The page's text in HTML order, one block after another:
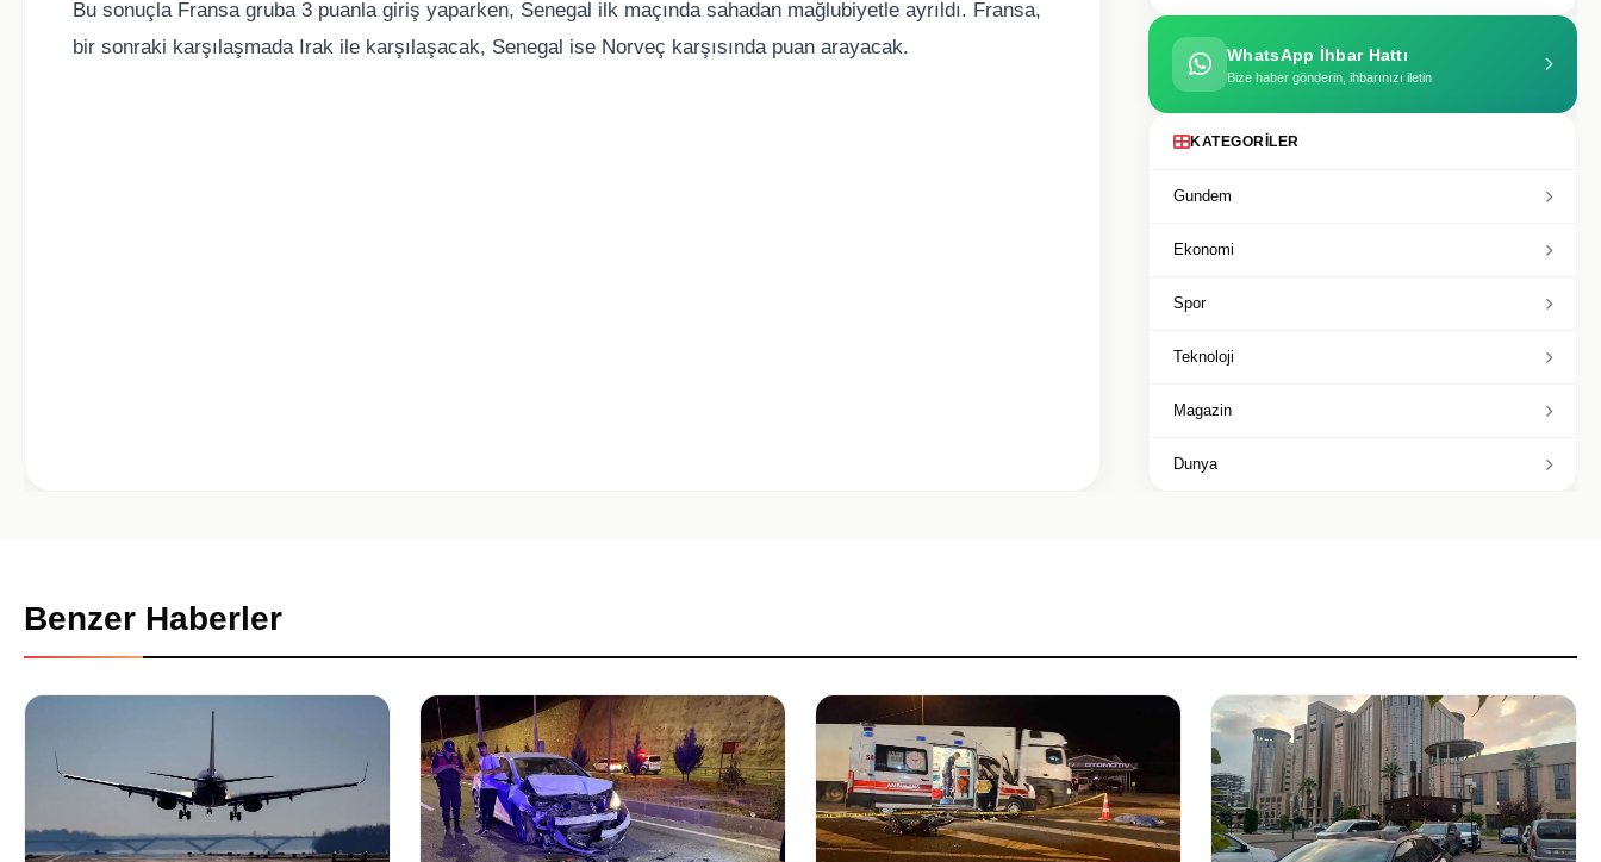
Bu sonuçla Fransa gruba 3 puanla giriş yaparken, Senegal ilk maçında sahadan mağlubiyetle ayrıldı. Fransa,
bir sonraki karşılaşmada Irak ile karşılaşacak, Senegal ise Norveç karşısında puan arayacak.
WhatsApp İhbar Hattı
Bize haber gönderin, ihbarınızı iletin
KATEGORILER
Gundem
Ekonomi
Spor
Teknoloji
Magazin
Dunya
Benzer Haberler